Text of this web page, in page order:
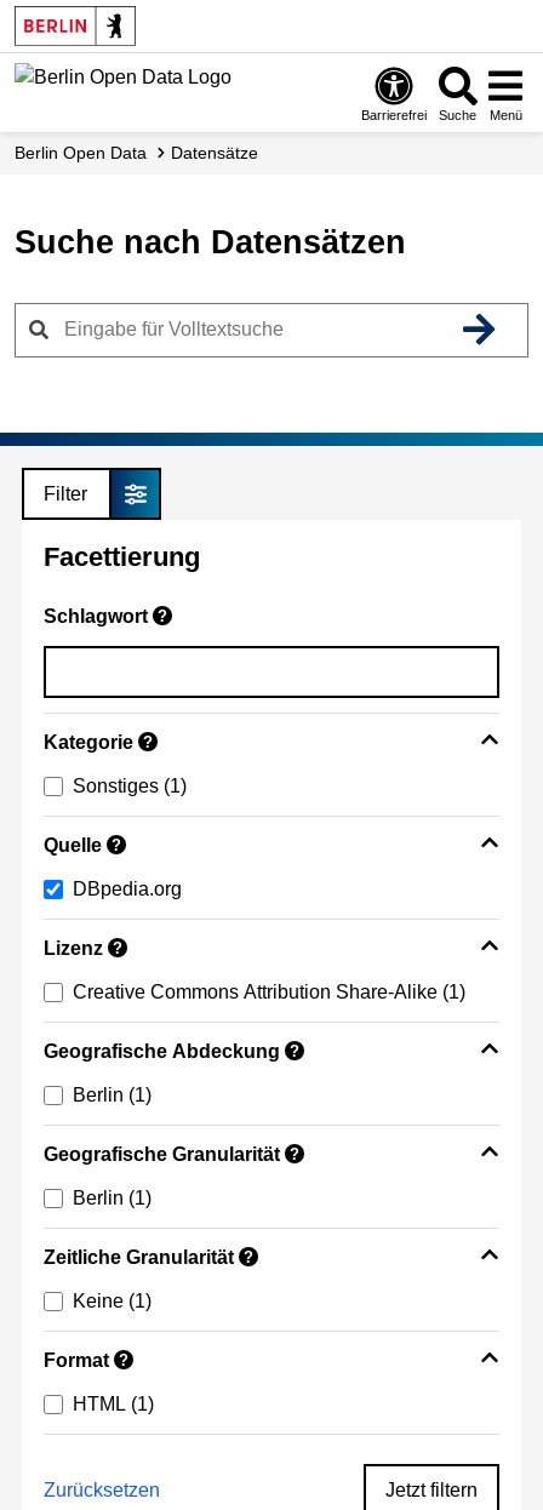
Skip
to
main
Barrierefrei Suche Menü
Berlin Open Data Datensätze
Suche nach Datensätzen
Filter
Facettierung
Schlagwort ?
Kategorie ?
Sonstiges (1)
Quelle ?
DBpedia.org
Lizenz ?
Creative Commons Attribution Share-Alike (1)
Geografische Abdeckung ?
Berlin (1)
Geografische Granularität ?
Berlin (1)
Zeitliche Granularität ?
Keine (1)
Format ?
HTML (1)
Zurücksetzen Jetzt filtern